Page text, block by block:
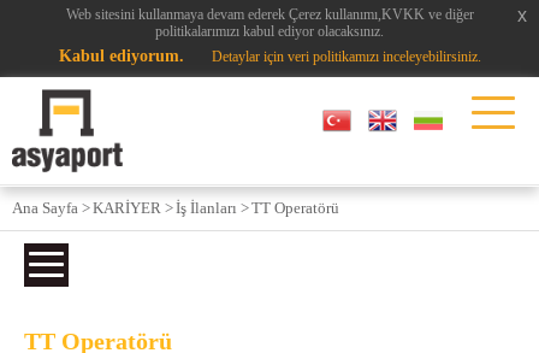
Web sitesini kullanmaya devam ederek Çerez kullanımı,KVKK ve diğer
politikalarımızı kabul ediyor olacaksınız.
Kabul ediyorum. Detaylar için veri politikamızı inceleyebilirsiniz.
x
Ana Sayfa >KARİYER >İş İlanları >TT Operatörü
TT Operatörü
x